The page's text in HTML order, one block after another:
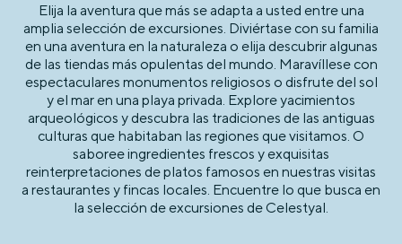
Elija la aventura que más se adapta a usted entre una
amplia selección de excursiones. Diviértase con su familia
en una aventura en la naturaleza o elija descubrir algunas
de las tiendas más opulentas del mundo. Maravíllese con
espectaculares monumentos religiosos o disfrute del sol
y el mar en una playa privada. Explore yacimientos
arqueológicos y descubra las tradiciones de las antiguas
culturas que habitaban las regiones que visitamos. O
saboree ingredientes frescos y exquisitas
reinterpretaciones de platos famosos en nuestras visitas
a restaurantes y fincas locales. Encuentre lo que busca en
la selección de excursiones de Celestyal.